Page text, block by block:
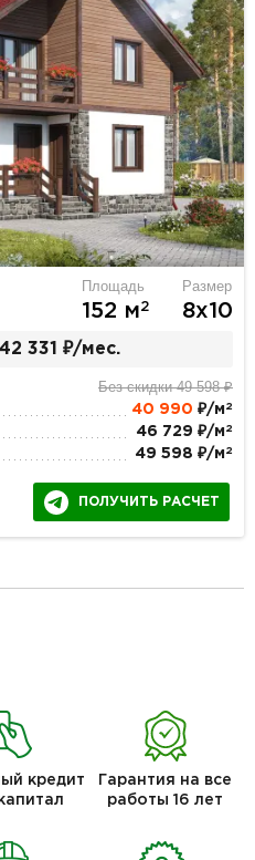
Площадь
152 м2
Размер
8х10
331 ₽/мес.
Без скидки 49 598 ₽
40 990 ₽/м 2
46 729 ₽/м 2
49 598 ₽/м 2
ПОЛУЧИТЬ РАСЧЕТ
кредит
Гарантия на все
работы 16 лет